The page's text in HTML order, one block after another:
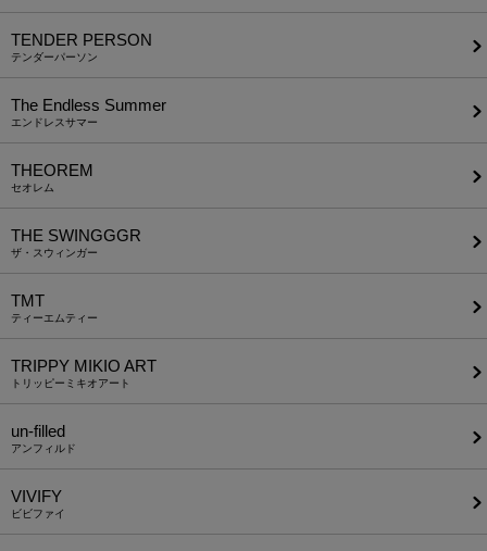
TENDER PERSON
テンダーパーソン
The Endless Summer
エンドレスサマー
THEOREM
セオレム
THE SWINGGGR
ザ・スウィンガー
TMT
ティーエムティー
TRIPPY MIKIO ART
トリッピーミキオアート
un-filled
アンフィルド
VIVIFY
ビビファイ